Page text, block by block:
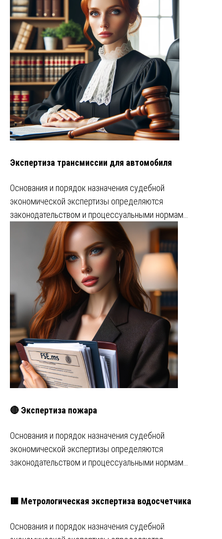
Экспертиза трансмиссии для автомобиля
Основания и порядок назначения судебной
экономической экспертизы определяются
законодательством и процессуальными нормам…
🔴 Экспертиза пожара
Основания и порядок назначения судебной
экономической экспертизы определяются
законодательством и процессуальными нормам…
🟥 Метрологическая экспертиза водосчетчика
Основания и порядок назначения судебной